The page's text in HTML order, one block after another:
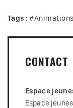
Tags : #
CONTACT
Espace
Espace